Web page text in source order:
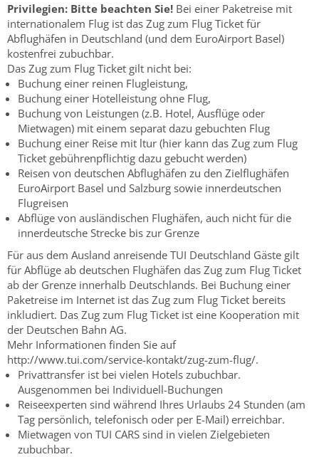
Privilegien: Bitte beachten Sie! Bei einer Paketreise mit
internationalem Flug ist das Zug zum Flug Ticket für
Abflughäfen in Deutschland (und dem EuroAirport Basel)
kostenfrei zubuchbar.
Das Zug zum Flug Ticket gilt nicht bei:
Buchung einer reinen Flugleistung,
Buchung einer Hotelleistung ohne Flug,
Buchung von Leistungen (z.B. Hotel, Ausflüge oder
Mietwagen) mit einem separat dazu gebuchten Flug
Buchung einer Reise mit ltur (hier kann das Zug zum Flug
Ticket gebührenpflichtig dazu gebucht werden)
Reisen von deutschen Abflughäfen zu den Zielflughäfen
EuroAirport Basel und Salzburg sowie innerdeutschen
Flugreisen
Abflüge von ausländischen Flughäfen, auch nicht für die
innerdeutsche Strecke bis zur Grenze
Für aus dem Ausland anreisende TUI Deutschland Gäste gilt
für Abflüge ab deutschen Flughäfen das Zug zum Flug Ticket
ab der Grenze innerhalb Deutschlands. Bei Buchung einer
Paketreise im Internet ist das Zug zum Flug Ticket bereits
inkludiert. Das Zug zum Flug Ticket ist eine Kooperation mit
der Deutschen Bahn AG.
Mehr Informationen finden Sie auf
http://www.tui.com/service-kontakt/zug-zum-flug/.
Privattransfer ist bei vielen Hotels zubuchbar.
Ausgenommen bei Individuell-Buchungen
Reiseexperten sind während Ihres Urlaubs 24 Stunden (am
Tag persönlich, telefonisch oder per E-Mail) erreichbar.
Mietwagen von TUI CARS sind in vielen Zielgebieten
zubuchbar.